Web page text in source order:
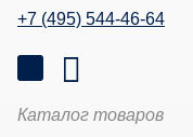
+7 (495) 544-46-64
Каталог товаров